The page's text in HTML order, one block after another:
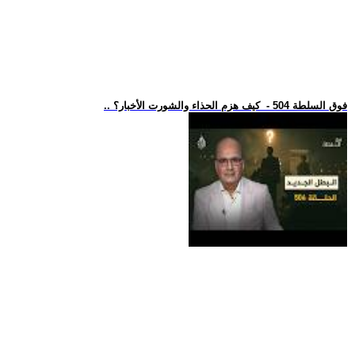
.. فوق السلطة 504 - كيف هزم الحذاء والشورت الأخبار؟